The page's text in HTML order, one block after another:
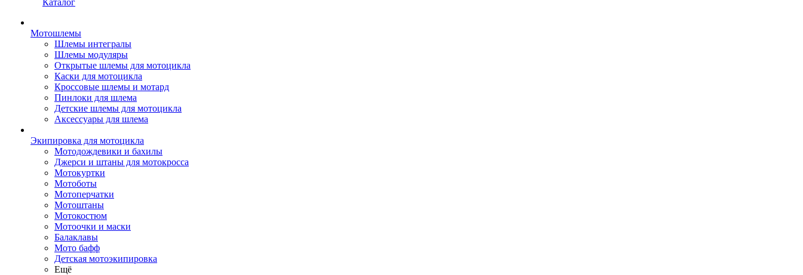
Каталог
Мотошлемы
Шлемы интегралы
Шлемы модуляры
Открытые шлемы для мотоцикла
Каски для мотоцикла
Кроссовые шлемы и мотард
Пинлоки для шлема
Детские шлемы для мотоцикла
Аксессуары для шлема
Экипировка для мотоцикла
Мотодождевики и бахилы
Джерси и штаны для мотокросса
Мотокуртки
Мотоботы
Мотоперчатки
Мотоштаны
Мотокостюм
Мотоочки и маски
Балаклавы
Мото бафф
Детская мотоэкипировка
Ещё